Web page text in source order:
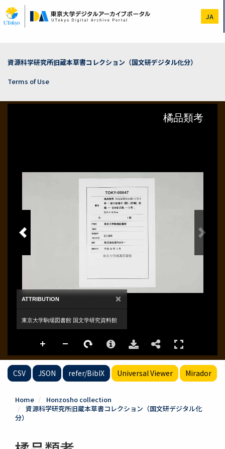
to
main
JA
資源科学研究所旧蔵本草書コレクション（国文研デジタル化分）
Terms of Use
CSV JSON refer/BibIX Universal Viewer Mirador
Home
Honzosho collection
資源科学研究所旧蔵本草書コレクション（国文研デジタル化
分）